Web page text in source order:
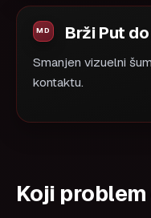
Brži Put
Smanjen vizuelni
kontaktu.
Koji